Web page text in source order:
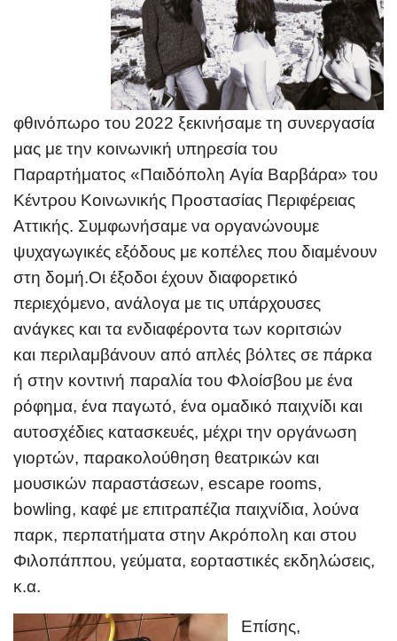
φθινόπωρο του 2022 ξεκινήσαμε τη συνεργασία
μας με την κοινωνική υπηρεσία του
Παραρτήματος «Παιδόπολη Αγία Βαρβάρα» του
Κέντρου Κοινωνικής Προστασίας Περιφέρειας
Αττικής. Συμφωνήσαμε να οργανώνουμε
ψυχαγωγικές εξόδους με κοπέλες που διαμένουν
στη δομή.Οι έξοδοι έχουν διαφορετικό
περιεχόμενο, ανάλογα με τις υπάρχουσες
ανάγκες και τα ενδιαφέροντα των κοριτσιών
και περιλαμβάνουν από απλές βόλτες σε πάρκα
ή στην κοντινή παραλία του Φλοίσβου με ένα
ρόφημα, ένα παγωτό, ένα ομαδικό παιχνίδι και
αυτοσχέδιες κατασκευές, μέχρι την οργάνωση
γιορτών, παρακολούθηση θεατρικών και
μουσικών παραστάσεων, escape rooms,
bowling, καφέ με επιτραπέζια παιχνίδια, λούνα
παρκ, περπατήματα στην Ακρόπολη και στου
Φιλοπάππου, γεύματα, εορταστικές εκδηλώσεις,
κ.α.
Επίσης,